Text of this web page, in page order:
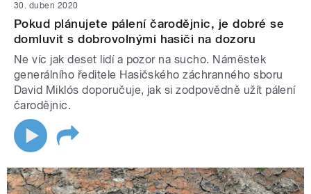
30. duben 2020
Pokud plánujete pálení čarodějnic, je dobré se
domluvit s dobrovolnými hasiči na dozoru
Ne víc jak deset lidí a pozor na sucho. Náměstek
generálního ředitele Hasičského záchranného sboru
David Miklós doporučuje, jak si zodpovědně užít pálení
čarodějnic.